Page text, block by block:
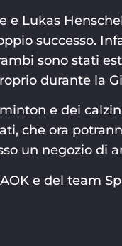
e Lukas
successo.
sono stati
durante la
e dei
che ora
un negozio di
e del team